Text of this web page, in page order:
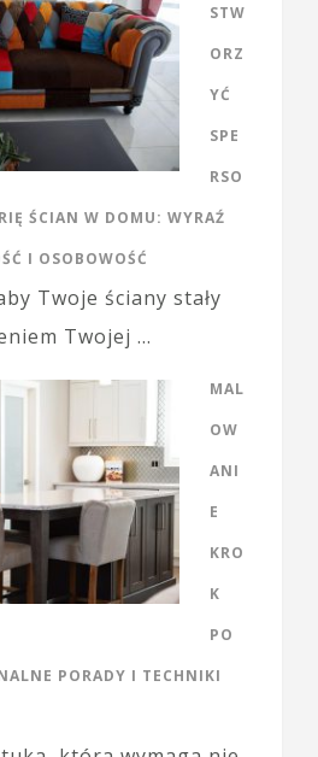
STW
ORZ
YĆ
SPE
RSO
ŚCIAN W DOMU: WYRAŹ
I OSOBOWOŚĆ
Twoje ściany stały
Twojej …
MAL
OW
ANI
E
KRO
K
PO
PORADY I TECHNIKI